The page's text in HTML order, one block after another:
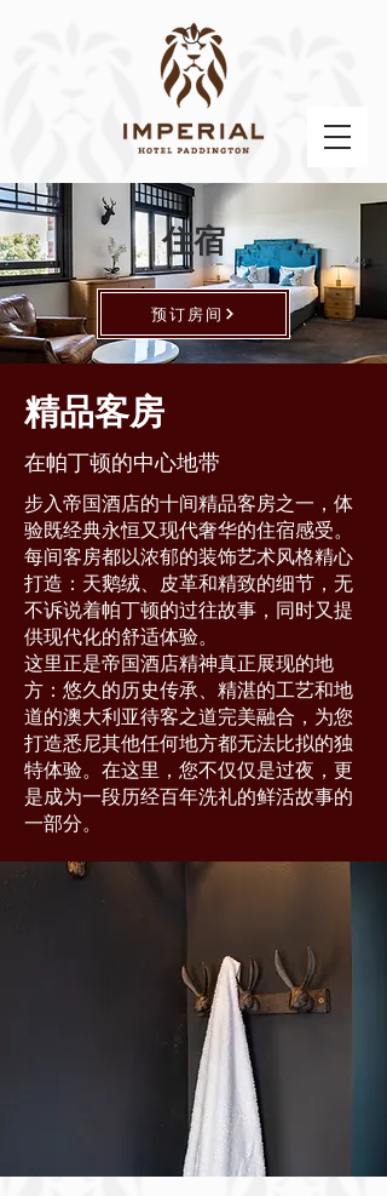
住宿
预订房间
精品客房
在帕丁顿的中心地带
步入帝国酒店的十间精品客房之一，体
验既经典永恒又现代奢华的住宿感受。
每间客房都以浓郁的装饰艺术风格精心
打造：天鹅绒、皮革和精致的细节，无
不诉说着帕丁顿的过往故事，同时又提
供现代化的舒适体验。
这里正是帝国酒店精神真正展现的地
方：悠久的历史传承、精湛的工艺和地
道的澳大利亚待客之道完美融合，为您
打造悉尼其他任何地方都无法比拟的独
特体验。在这里，您不仅仅是过夜，更
是成为一段历经百年洗礼的鲜活故事的
一部分。